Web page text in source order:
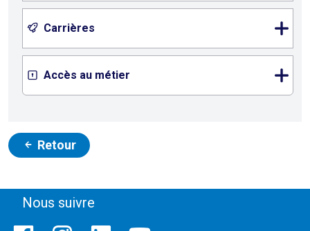
Carrières
Accès au métier
Retour
Nous suivre